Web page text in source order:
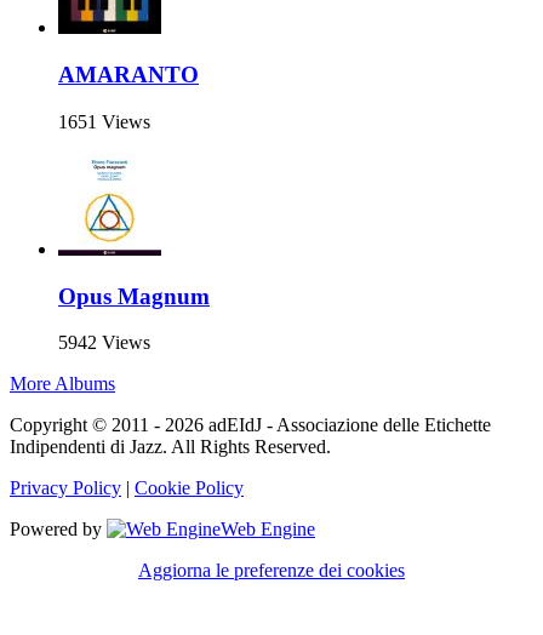
AMARANTO
1651 Views
Opus Magnum
5942 Views
More Albums
Copyright © 2011 - 2026 adEIdJ - Associazione delle Etichette
Indipendenti di Jazz. All Rights Reserved.
Privacy Policy | Cookie Policy
Powered by
Web Engine
Aggiorna le preferenze dei cookies